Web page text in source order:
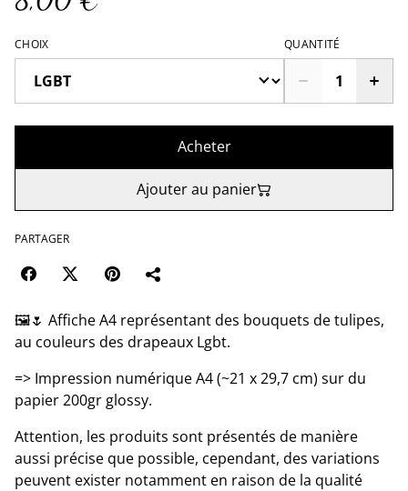
CHOIX QUANTITÉ
Acheter
Ajouter au panier
PARTAGER
🖼️🌷 Affiche A4 représentant des bouquets de tulipes,
au couleurs des drapeaux Lgbt.
=> Impression numérique A4 (~21 x 29,7 cm) sur du
papier 200gr glossy.
Attention, les produits sont présentés de manière
aussi précise que possible, cependant, des variations
peuvent exister notamment en raison de la qualité